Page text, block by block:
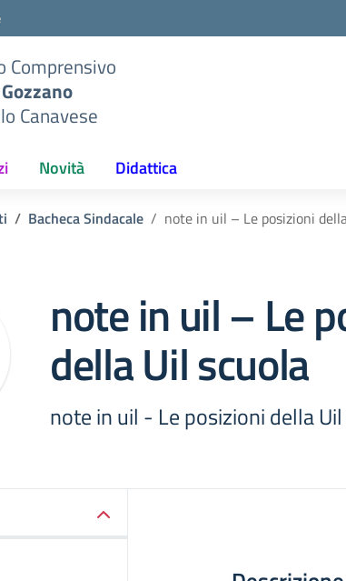
Comprensivo
Canavese
Novità Didattica
Bacheca Sindacale note in uil – Le posizioni
note in uil – Le
della Uil scuola
note in uil - Le posizioni della